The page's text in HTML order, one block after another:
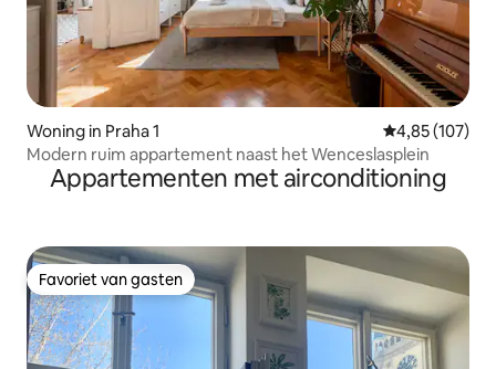
Woning in Praha 1 Gemiddelde
4,85 (107)
Modern ruim appartement naast het Wenceslasplein
Appartementen met airconditioning
Favoriet van gasten
Favoriet van gasten